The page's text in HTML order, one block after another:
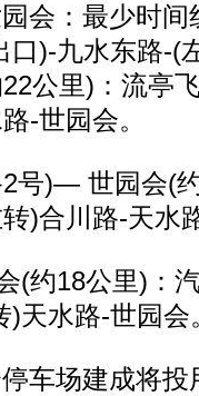
：最少时间
)-九水东路-(
公里)：流亭
-世园会。
)— 世园会(约
)合川路-天水
18公里)：汽
天水路-世园会
车场建成将投